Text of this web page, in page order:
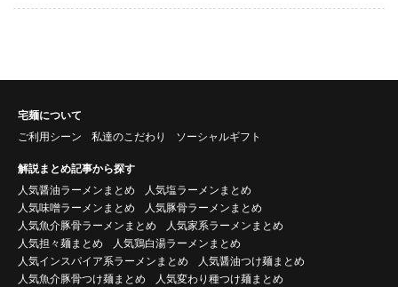
宅麺について
ご利用シーン
私達のこだわり ソーシャルギフト
解説まとめ記事から探す
人気醤油ラーメンまとめ
人気塩ラーメンまとめ
人気味噌ラーメンまとめ
人気豚骨ラーメンまとめ
人気魚介豚骨ラーメンまとめ
人気家系ラーメンまとめ
人気担々麺まとめ
人気鶏白湯ラーメンまとめ
人気インスパイア系ラーメンまとめ
人気醤油つけ麺まとめ
人気魚介豚骨つけ麺まとめ
人気変わり種つけ麺まとめ